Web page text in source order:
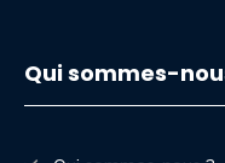
Qui sommes-